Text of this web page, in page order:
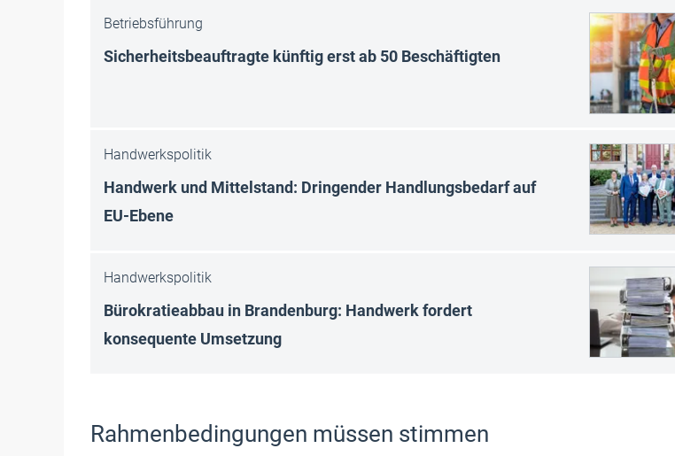
Betriebsführung
Sicherheitsbeauftragte künftig erst ab 50 Beschäftigten
Handwerkspolitik
Handwerk und Mittelstand: Dringender Handlungsbedarf auf
EU-Ebene
Handwerkspolitik
Bürokratieabbau in Brandenburg: Handwerk fordert
konsequente Umsetzung
Rahmenbedingungen müssen stimmen